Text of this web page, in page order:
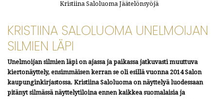
Kristiina Saloluoma Jäätelönsyöjä
KRISTIINA SALOLUOMA UNELMOIJAN
SILMIEN LÄPI
Unelmoijan silmien läpi on ajassa ja paikassa jatkuvasti muuttuva
kiertonäyttely, ensimmäisen kerran se oli esillä vuonna 2014 Salon
kaupunginkirjastossa. Kristiina Saloluoma on näyttelyä luodessaan
pitänyt silmässä näyttelytiloina ennen kaikkea suomalaisia ja